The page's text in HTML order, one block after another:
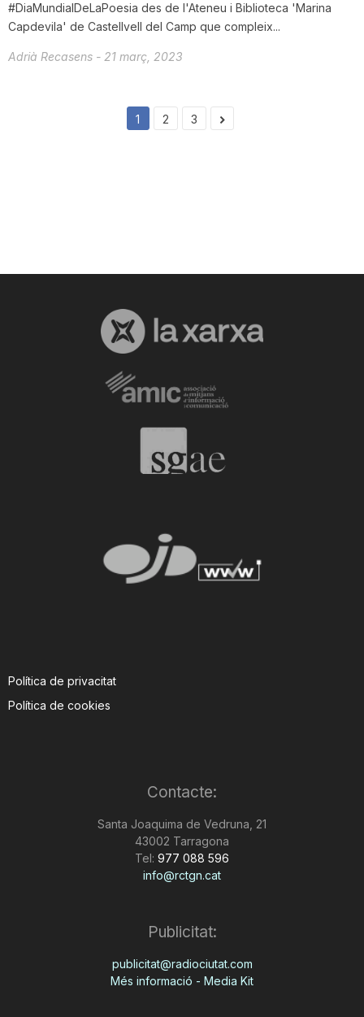
#DiaMundialDeLaPoesia des de l'Ateneu i Biblioteca 'Marina
Capdevila' de Castellvell del Camp que compleix...
Adrià Recasens - 21 març, 2023
1 2 3
Política de privacitat
Política de cookies
Contacte:
Santa Joaquima de Vedruna, 21
43002 Tarragona
Tel: 977 088 596
info@rctgn.cat
Publicitat:
publicitat@radiociutat.com
Més informació - Media Kit